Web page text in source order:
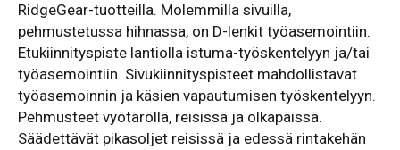
RidgeGear-tuotteilla. Molemmilla sivuilla,
pehmustetussa hihnassa, on D-lenkit työasemointiin.
Etukiinnityspiste lantiolla istuma-työskentelyyn ja/tai
työasemointiin. Sivukiinnityspisteet mahdollistavat
työasemoinnin ja käsien vapautumisen työskentelyyn.
Pehmusteet vyötäröllä, reisissä ja olkapäissä.
Säädettävät pikasoljet reisissä ja edessä rintakehän